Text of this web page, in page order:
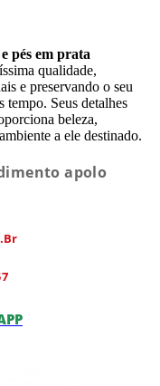
pés em prata
qualidade,
e preservando o seu
Seus detalhes
beleza,
a ele destinado.
apolo